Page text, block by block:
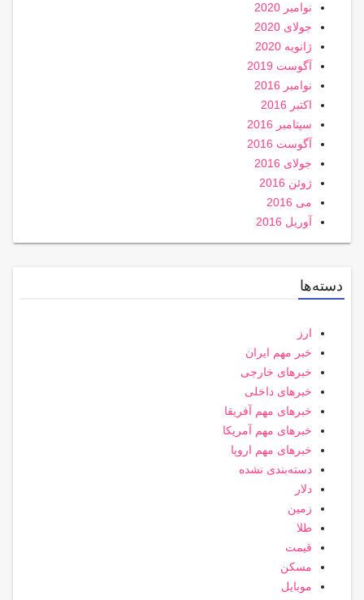
نوامبر 2020
جولای 2020
ژانویه 2020
آگوست 2019
نوامبر 2016
اکتبر 2016
سپتامبر 2016
آگوست 2016
جولای 2016
ژوئن 2016
می 2016
آوریل 2016
دسته‌ها
ارز
خبر مهم ایران
خبرهای خارجی
خبرهای داخلی
خبرهای مهم آفریقا
خبرهای مهم آمریکا
خبرهای مهم اروپا
دسته‌بندی نشده
دلار
زمین
طلا
قیمت
مسکن
موبایل